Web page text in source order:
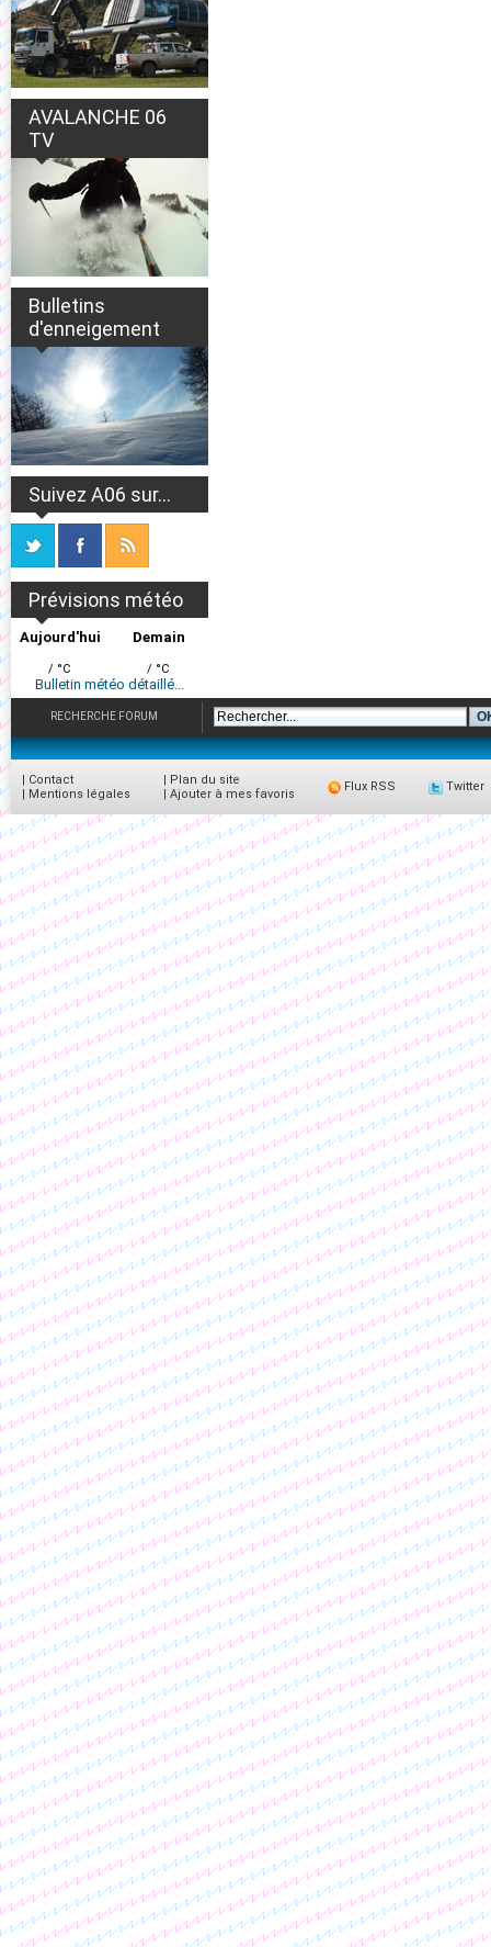
AVALANCHE 06
TV
Bulletins
d'enneigement
Suivez A06 sur...
Prévisions météo
Aujourd'hui
/ °C
Demain
/ °C
Bulletin météo détaillé...
RECHERCHE FORUM
| Contact
| Mentions légales
| Plan du site
| Ajouter à mes favoris
Flux RSS Twitter